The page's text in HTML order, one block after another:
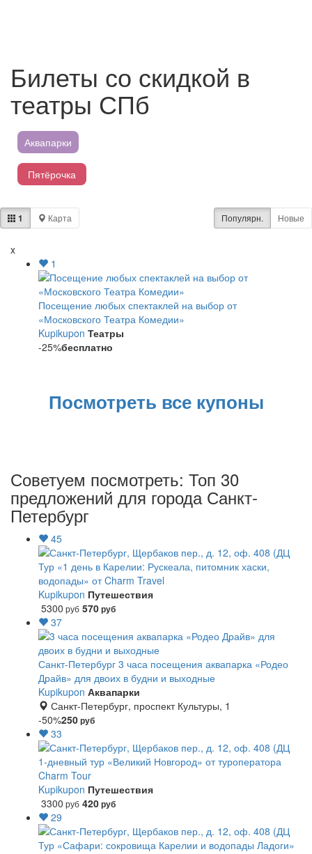
Билеты со скидкой в
театры СПб
Аквапарки
Пятёрочка
Магнит
Лента
1 Карта Популярн. Новые
x
1
Посещение любых спектаклей на выбор от
«Московского Театра Комедии»
Kupikupon Театры
-25%бесплатно
Посмотреть все купоны
Советуем посмотреть: Топ 30
предложений для города Санкт-
Петербург
45
Тур «1 день в Карелии: Рускеала, питомник хаски,
водопады» от Charm Travel
Kupikupon Путешествия
5300 руб 570руб
37
Санкт-Петербург 3 часа посещения аквапарка «Родео
Драйв» для двоих в будни и выходные
Kupikupon Аквапарки
Санкт-Петербург, проспект Культуры, 1
-50%250руб
33
1-дневный тур «Великий Новгород» от туроператора
Charm Tour
Kupikupon Путешествия
3300 руб 420руб
29
Тур «Сафари: сокровища Карелии и водопады Ладоги»